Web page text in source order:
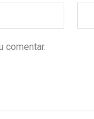
comentar.